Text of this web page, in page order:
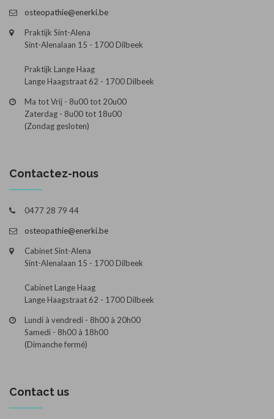
osteopathie@enerki.be
Praktijk Sint-Alena
Sint-Alenalaan 15 - 1700 Dilbeek
Praktijk Lange Haag
Lange Haagstraat 62 - 1700 Dilbeek
Ma tot Vrij - 8u00 tot 20u00
Zaterdag - 8u00 tot 18u00
(Zondag gesloten)
Contactez-nous
0477 28 79 44
osteopathie@enerki.be
Cabinet Sint-Alena
Sint-Alenalaan 15 - 1700 Dilbeek
Cabinet Lange Haag
Lange Haagstraat 62 - 1700 Dilbeek
Lundi à vendredi - 8h00 à 20h00
Samedi - 8h00 à 18h00
(Dimanche fermé)
Contact us